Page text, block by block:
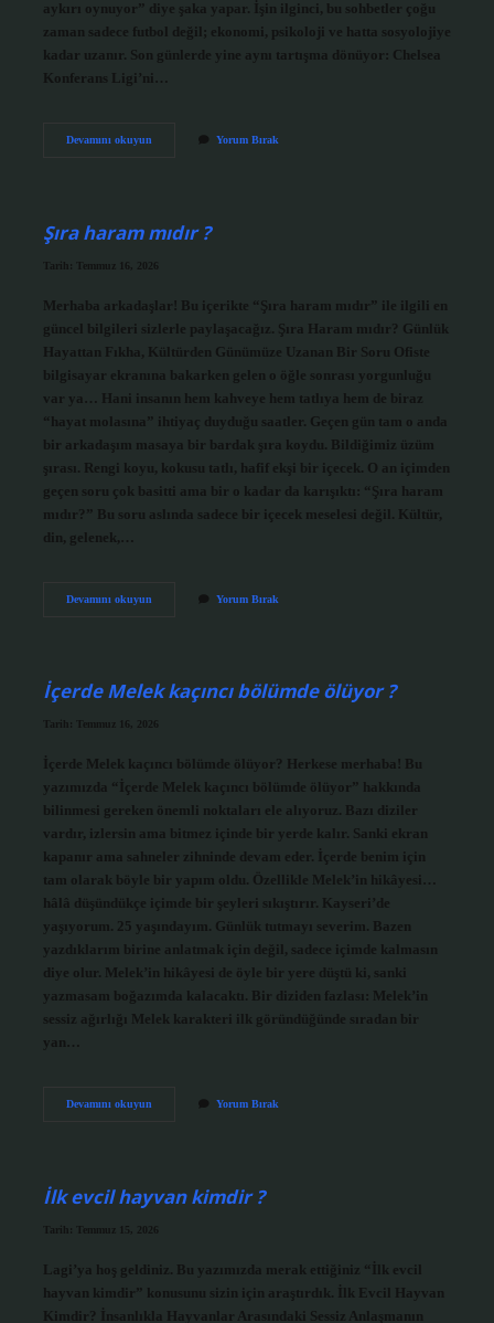
aykırı oynuyor” diye şaka yapar. İşin ilginci, bu sohbetler çoğu
zaman sadece futbol değil; ekonomi, psikoloji ve hatta sosyolojiye
kadar uzanır. Son günlerde yine aynı tartışma dönüyor: Chelsea
Konferans Ligi’ni…
Devamını okuyunBoruto
Yorum Bırak
Şıra haram mıdır ?
Tarih: Temmuz 16, 2026
Merhaba arkadaşlar! Bu içerikte “Şıra haram mıdır” ile ilgili en
güncel bilgileri sizlerle paylaşacağız. Şıra Haram mıdır? Günlük
Hayattan Fıkha, Kültürden Günümüze Uzanan Bir Soru Ofiste
bilgisayar ekranına bakarken gelen o öğle sonrası yorgunluğu
var ya… Hani insanın hem kahveye hem tatlıya hem de biraz
“hayat molasına” ihtiyaç duyduğu saatler. Geçen gün tam o anda
bir arkadaşım masaya bir bardak şıra koydu. Bildiğimiz üzüm
şırası. Rengi koyu, kokusu tatlı, hafif ekşi bir içecek. O an içimden
geçen soru çok basitti ama bir o kadar da karışıktı: “Şıra haram
mıdır?” Bu soru aslında sadece bir içecek meselesi değil. Kültür,
din, gelenek,…
Devamını okuyunŞıra
Yorum Bırak
İçerde Melek kaçıncı bölümde ölüyor ?
Tarih: Temmuz 16, 2026
İçerde Melek kaçıncı bölümde ölüyor? Herkese merhaba! Bu
yazımızda “İçerde Melek kaçıncı bölümde ölüyor” hakkında
bilinmesi gereken önemli noktaları ele alıyoruz. Bazı diziler
vardır, izlersin ama bitmez içinde bir yerde kalır. Sanki ekran
kapanır ama sahneler zihninde devam eder. İçerde benim için
tam olarak böyle bir yapım oldu. Özellikle Melek’in hikâyesi…
hâlâ düşündükçe içimde bir şeyleri sıkıştırır. Kayseri’de
yaşıyorum. 25 yaşındayım. Günlük tutmayı severim. Bazen
yazdıklarım birine anlatmak için değil, sadece içimde kalmasın
diye olur. Melek’in hikâyesi de öyle bir yere düştü ki, sanki
yazmasam boğazımda kalacaktı. Bir diziden fazlası: Melek’in
sessiz ağırlığı Melek karakteri ilk göründüğünde sıradan bir
yan…
Devamını okuyunİçerde
Yorum Bırak
İlk evcil hayvan kimdir ?
Tarih: Temmuz 15, 2026
Lagi’ya hoş geldiniz. Bu yazımızda merak ettiğiniz “İlk evcil
hayvan kimdir” konusunu sizin için araştırdık. İlk Evcil Hayvan
Kimdir? İnsanlıkla Hayvanlar Arasındaki Sessiz Anlaşmanın